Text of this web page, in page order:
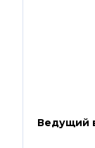
Ведущий